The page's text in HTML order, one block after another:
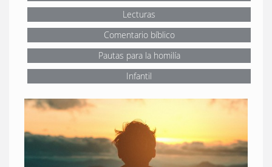
Lecturas
Comentario bíblico
Pautas para la homilía
Infantil